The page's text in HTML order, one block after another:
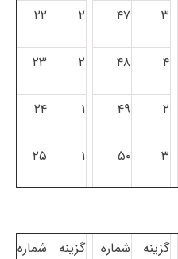
۳ ۴۷ ۲ ۲۲
۴ ۴۸ ۲ ۲۳
۲ ۴۹ ۱ ۲۴
۳ ۵۰ ۱ ۲۵
گزینه شماره گزینه شماره